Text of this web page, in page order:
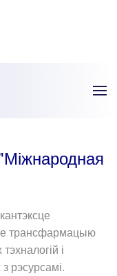
трансфармацыю
і
рэсурсамі.